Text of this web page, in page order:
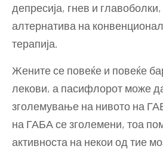
депресија, гнев и
алтернатива на
терапија.
Жените се повеќе и повеќе
лекови, а пасифлорот може
зголемување на нивото на
на ГАБА се зголемени, тоа
активноста на некои од тие